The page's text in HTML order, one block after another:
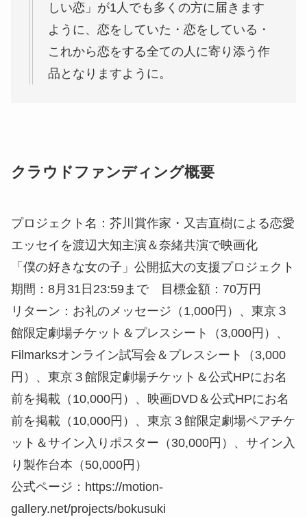
しい恋」が1人でも多くの方に届きます
ように、恋をしていた・恋をしている・
これから恋をする全ての人に寄り添う作
品となりますように。
クラウドファンディング概要
プロジェクト名：芥川賞作家・又吉直樹による恋愛
エッセイを渡辺大知主演＆奈緒共演で映画化
「僕の好きな女の子」公開拡大の支援プロジェクト
期間：8月31日23:59まで 目標金額：70万円
リターン：お礼のメッセージ（1,000円）、東京３
館限定劇場チケット＆プレスシート（3,000円）、
Filmarksオンライン試写会＆プレスシート（3,000
円）、東京３館限定劇場チケット＆公式HPにお名
前を掲載（10,000円）、映画DVD＆公式HPにお名
前を掲載（10,000円）、東京３館限定劇場ペアチケ
ット＆サイン入りポスター（30,000円）、サイン入
り製作台本（50,000円）
公式ページ：https://motion-
gallery.net/projects/bokusuki